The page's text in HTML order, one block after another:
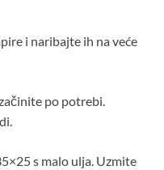
i naribajte ih na veće
po potrebi.
s malo ulja. Uzmite